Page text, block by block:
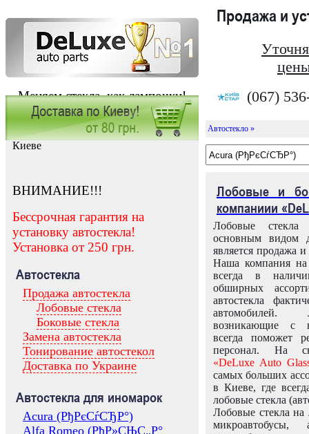
Меняем стекла, как лампочки!
Продажа и
(067)
Заказать установку автостекла в
Киеве
ВНИМАНИЕ!!!
Бессрочная гарантия на
установку автостекла!
Установка от 250 грн.
Автостекла
Продажа автостекла
Лобовые стекла
Боковые стекла
Замена автостекла
Тонирование автостекол
Доставка по Украине
Автостекла для иномарок
Acura (РђРєСѓСЂР°)
Alfa Romeo (РђР»СЊС„Р°
Автостекло »
Лобовые и
компаниии
Лобовые
основным видом
является продажа и
Наша компания на
всегда в
обширных
автостекла
возникающие с
всегда поможет
персонал. На
«DeLuxe Auto
самых больших
в Киеве, где
лобовые стекла
Лобовые стекла на
микроавтобусы,